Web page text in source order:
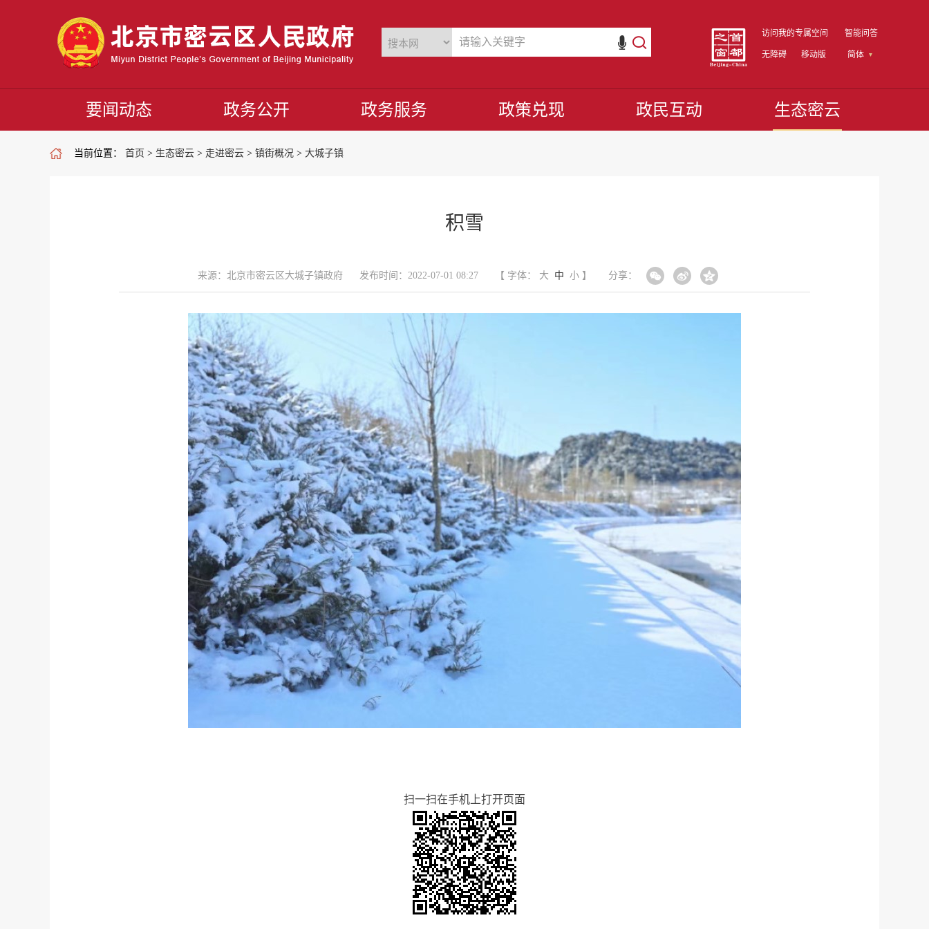
访问我的专属空间 智能问答
无障碍 移动版 简体
要闻动态 政务公开 政务服务 政策兑现 政民互动 生态密云
当前位置： 首页 > 生态密云 > 走进密云 > 镇街概况 > 大城子镇
积雪
来源：北京市密云区大城子镇政府 发布时间：2022-07-01 08:27 【 字体： 大 中 小】 分享：
扫一扫在手机上打开页面